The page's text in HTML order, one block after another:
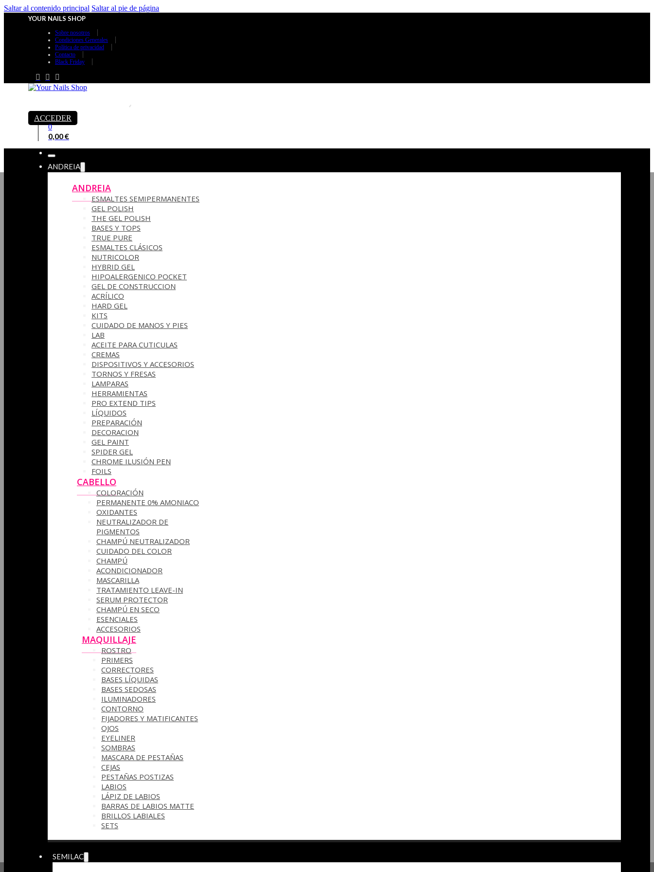
Saltar al contenido principal Saltar al pie de página
YOUR NAILS SHOP
Sobre nosotros
Condiciones Generales
Política de privacidad
Contacto
Black Friday
ACCEDER
0
0,00€
ANDREIA
ANDREIA
ESMALTES SEMIPERMANENTES
GEL POLISH
THE GEL POLISH
BASES Y‎ TOPS
TRUE PURE
ESMALTES CLÁSICOS
NUTRICOLOR
HYBRID GEL
HIPOALERGENICO POCKET
GEL DE CONSTRUCCION
ACRÍLICO
HARD GEL
KITS
CUIDADO DE MANOS Y PIES
LAB
ACEITE PARA CUTICULAS
CREMAS
DISPOSITIVOS Y ACCESORIOS
TORNOS Y FRESAS
LAMPARAS
HERRAMIENTAS
PRO EXTEND TIPS
LÍQUIDOS
PREPARACIÓN
DECORACION
GEL PAINT
SPIDER GEL
CHROME ILUSIÓN PEN
FOILS
CABELLO
COLORACIÓN
PERMANENTE 0% AMONIACO
OXIDANTES
NEUTRALIZADOR DE
PIGMENTOS
CHAMPÚ NEUTRALIZADOR
CUIDADO DEL COLOR
CHAMPÚ
ACONDICIONADOR
MASCARILLA
TRATAMIENTO LEAVE-IN
SERUM PROTECTOR
CHAMPÚ EN SECO
ESENCIALES
ACCESORIOS
MAQUILLAJE
ROSTRO
PRIMERS
CORRECTORES
BASES LÍQUIDAS
BASES SEDOSAS
ILUMINADORES
CONTORNO
FIJADORES Y MATIFICANTES
OJOS
EYELINER
SOMBRAS
MASCARA DE PESTAÑAS
CEJAS
PESTAÑAS POSTIZAS
LABIOS
LÁPIZ DE LABIOS
BARRAS DE LABIOS MATTE
BRILLOS LABIALES
SETS
SEMILAC